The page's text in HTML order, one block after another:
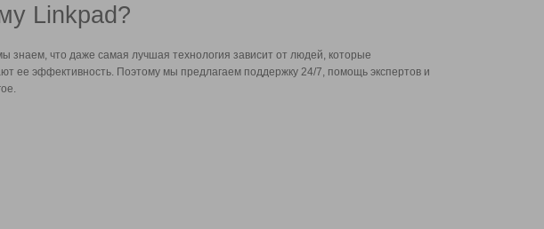
Linkpad?
знаем, что даже самая лучшая технология зависит от людей, которые
ее эффективность. Поэтому мы предлагаем поддержку 24/7, помощь экспертов и